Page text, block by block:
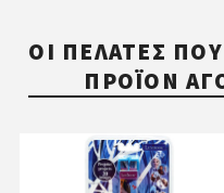
ΟΙ ΠΕΛΆΤΕΣ
ΠΡΟΪΌΝ